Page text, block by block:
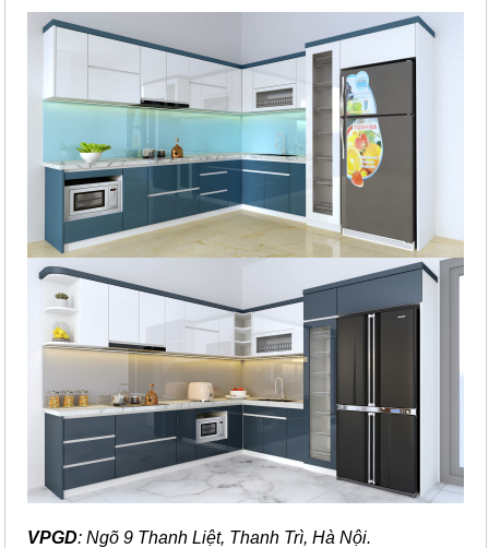
VPGD: Ngõ 9 Thanh Liệt, Thanh Trì, Hà Nội.